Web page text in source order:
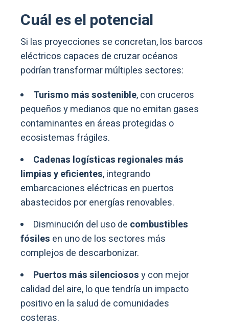
Cuál es el potencial
Si las proyecciones se concretan, los barcos
eléctricos capaces de cruzar océanos
podrían transformar múltiples sectores:
Turismo más sostenible, con cruceros
pequeños y medianos que no emitan gases
contaminantes en áreas protegidas o
ecosistemas frágiles.
Cadenas logísticas regionales más
limpias y eficientes, integrando
embarcaciones eléctricas en puertos
abastecidos por energías renovables.
Disminución del uso de combustibles
fósiles en uno de los sectores más
complejos de descarbonizar.
Puertos más silenciososy con mejor
calidad del aire, lo que tendría un impacto
positivo en la salud de comunidades
costeras.